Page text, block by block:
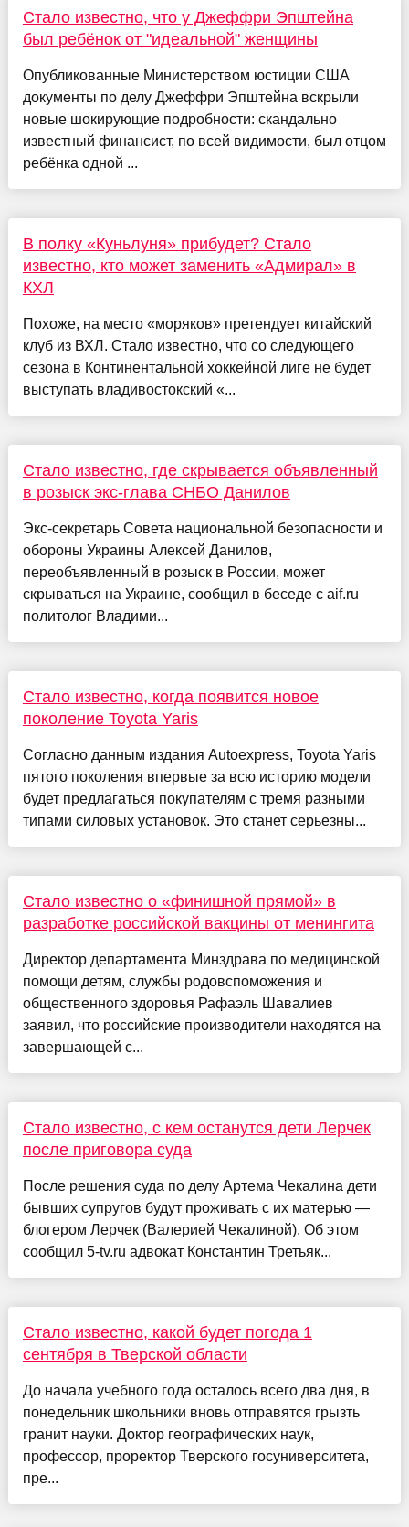
Стало известно, что у Джеффри Эпштейна
был ребёнок от "идеальной" женщины
Опубликованные Министерством юстиции США
документы по делу Джеффри Эпштейна вскрыли
новые шокирующие подробности: скандально
известный финансист, по всей видимости, был отцом
ребёнка одной ...
В полку «Куньлуня» прибудет? Стало
известно, кто может заменить «Адмирал» в
КХЛ
Похоже, на место «моряков» претендует китайский
клуб из ВХЛ. Стало известно, что со следующего
сезона в Континентальной хоккейной лиге не будет
выступать владивостокский «...
Стало известно, где скрывается объявленный
в розыск экс-глава СНБО Данилов
Экс-секретарь Совета национальной безопасности и
обороны Украины Алексей Данилов,
переобъявленный в розыск в России, может
скрываться на Украине, сообщил в беседе с aif.ru
политолог Владими...
Стало известно, когда появится новое
поколение Toyota Yaris
Согласно данным издания Autoexpress, Toyota Yaris
пятого поколения впервые за всю историю модели
будет предлагаться покупателям с тремя разными
типами силовых установок. Это станет серьезны...
Стало известно о «финишной прямой» в
разработке российской вакцины от менингита
Директор департамента Минздрава по медицинской
помощи детям, службы родовспоможения и
общественного здоровья Рафаэль Шавалиев
заявил, что российские производители находятся на
завершающей с...
Стало известно, с кем останутся дети Лерчек
после приговора суда
После решения суда по делу Артема Чекалина дети
бывших супругов будут проживать с их матерью —
блогером Лерчек (Валерией Чекалиной). Об этом
сообщил 5-tv.ru адвокат Константин Третьяк...
Стало известно, какой будет погода 1
сентября в Тверской области
До начала учебного года осталось всего два дня, в
понедельник школьники вновь отправятся грызть
гранит науки. Доктор географических наук,
профессор, проректор Тверского госуниверситета,
пре...